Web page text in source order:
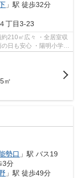
」駅 徒歩32分
４丁目3-23
210㎡広々 ・全居室収
日も安心 ・陽明小学校
㎡
勢口 」駅 バス19
3分
」駅 徒歩49分